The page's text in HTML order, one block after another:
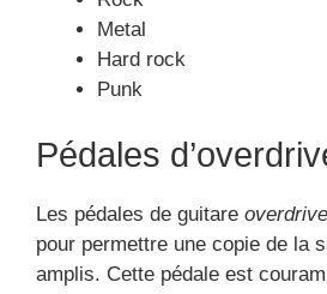
Metal
Hard rock
Punk
Pédales
Les pédales de guitare overdrive
pour permettre une copie de la
amplis. Cette pédale est